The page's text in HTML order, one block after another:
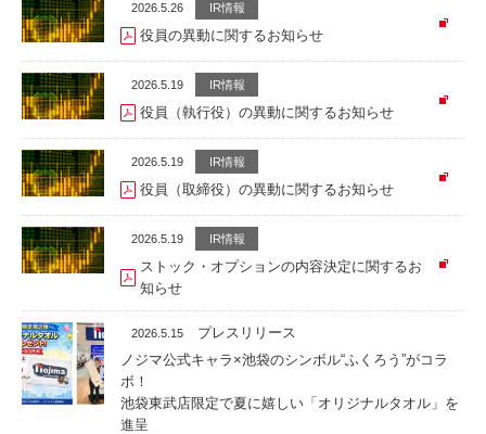
2026.5.26 IR情報
役員の異動に関するお知らせ
2026.5.19 IR情報
役員（執行役）の異動に関するお知らせ
2026.5.19 IR情報
役員（取締役）の異動に関するお知らせ
2026.5.19 IR情報
ストック・オプションの内容決定に関するお
知らせ
2026.5.15
プレスリリース
ノジマ公式キャラ×池袋のシンボル“ふくろう”がコラ
ボ！
池袋東武店限定で夏に嬉しい「オリジナルタオル」を
進呈